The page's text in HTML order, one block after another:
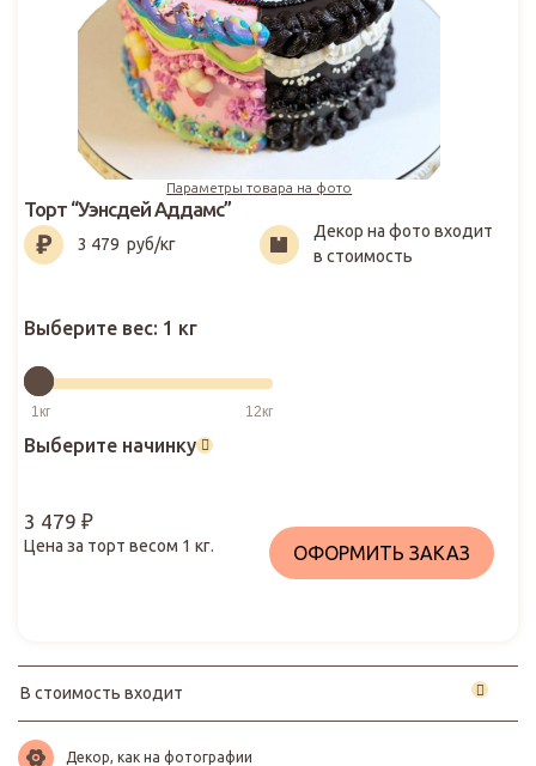
Параметры товара на фото
3 479₽
Торт “Уэнсдей Аддамс”
3 479 руб/кг
Декор на фото входит
в стоимость
Выберите вес: 1 кг
Выберите начинку
3 479 ₽
Цена за торт весом 1 кг. ОФОРМИТЬ ЗАКАЗ
В стоимость входит
Декор, как на фотографии